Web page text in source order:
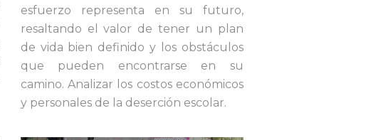
esfuerzo representa en su futuro,
resaltando el valor de tener un plan
de vida bien definido y los obstáculos
que pueden encontrarse en su
camino. Analizar los costos económicos
y personales de la deserción escolar.